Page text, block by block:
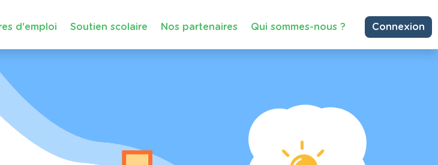
d'emploi Soutien scolaire Nos partenaires Qui sommes-nous ? Connexion